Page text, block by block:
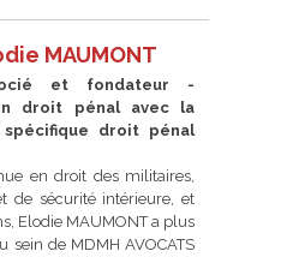
MAUMONT
et fondateur -
droit pénal avec la
spécifique droit pénal
en droit des militaires,
de sécurité intérieure, et
Elodie MAUMONT a plus
de MDMH AVOCATS